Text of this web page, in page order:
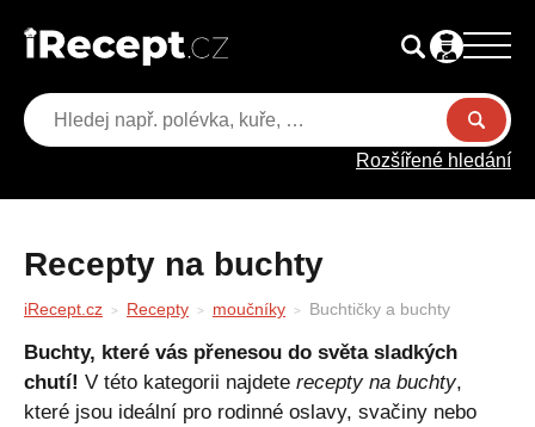
Rozšířené hledání
Recepty na buchty
iRecept.cz Recepty moučníky Buchtičky a buchty
Buchty, které vás přenesou do světa sladkých
chutí! V této kategorii najdete recepty na buchty,
které jsou ideální pro rodinné oslavy, svačiny nebo